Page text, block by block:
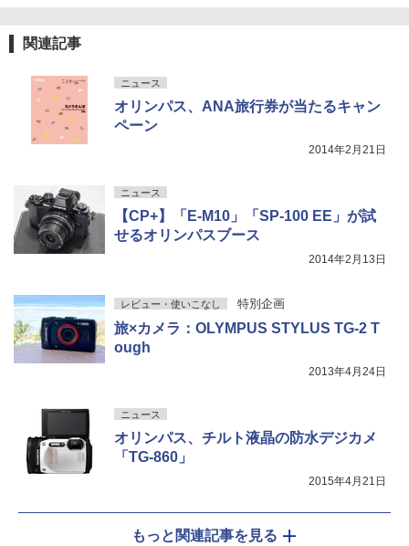
関連記事
ニュース
オリンパス、ANA旅行券が当たるキャン
ペーン
2014年2月21日
ニュース
【CP+】「E-M10」「SP-100 EE」が試
せるオリンパスブース
2014年2月13日
レビュー・使いこなし 特別企画
旅×カメラ：OLYMPUS STYLUS TG-2 T
ough
2013年4月24日
ニュース
オリンパス、チルト液晶の防水デジカメ
「TG-860」
2015年4月21日
もっと関連記事を見る